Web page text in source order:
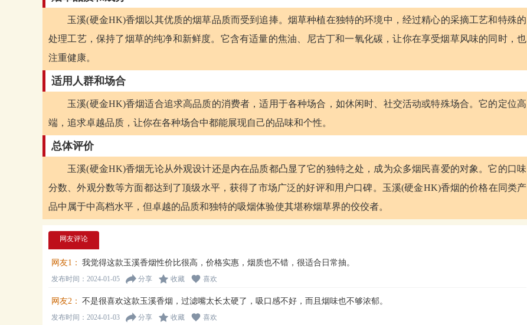
玉溪(硬金HK)香烟以其优质的烟草品质而受到追捧。烟草种植在独特的环境中，经过精心的采摘工艺和特殊的
处理工艺，保持了烟草的纯净和新鲜度。它含有适量的焦油、尼古丁和一氧化碳，让你在享受烟草风味的同时，也
注重健康。
适用人群和场合
玉溪(硬金HK)香烟适合追求高品质的消费者，适用于各种场合，如休闲时、社交活动或特殊场合。它的定位高
端，追求卓越品质，让你在各种场合中都能展现自己的品味和个性。
总体评价
玉溪(硬金HK)香烟无论从外观设计还是内在品质都凸显了它的独特之处，成为众多烟民喜爱的对象。它的口味
分数、外观分数等方面都达到了顶级水平，获得了市场广泛的好评和用户口碑。玉溪(硬金HK)香烟的价格在同类产
品中属于中高档水平，但卓越的品质和独特的吸烟体验使其堪称烟草界的佼佼者。
网友评论
网友1： 我觉得这款玉溪香烟性价比很高，价格实惠，烟质也不错，很适合日常抽。
发布时间：2024-01-05 分享 收藏 喜欢
网友2： 不是很喜欢这款玉溪香烟，过滤嘴太长太硬了，吸口感不好，而且烟味也不够浓郁。
发布时间：2024-01-03 分享 收藏 喜欢